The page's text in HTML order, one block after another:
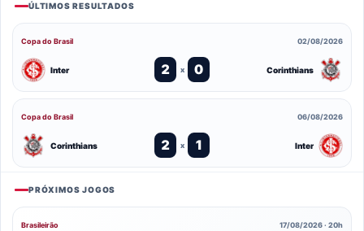
ÚLTIMOS RESULTADOS
Copa do Brasil 02/08/2026
Inter 2 x 0 Corinthians
Copa do Brasil 06/08/2026
Corinthians 2 x 1 Inter
PRÓXIMOS JOGOS
Brasileirão 17/08/2026 · 20h